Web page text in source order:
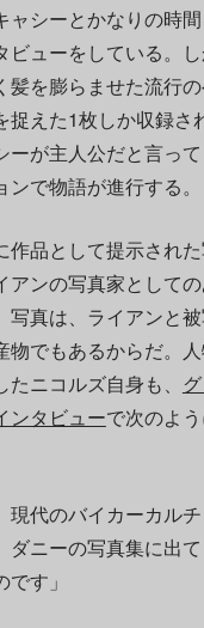
ャシーとかなりの時
ビューをしている。
髪を膨らませた流行
捉えた1枚しか収録さ
が主人公だと言って
で物語が進行する。
作品として提示され
アンの写真家として
写真は、ライアンと
物でもあるからだ。
ニコルズ自身も、
ンタビューで次のよ
現代のバイカーカル
ダニーの写真集に出
す」